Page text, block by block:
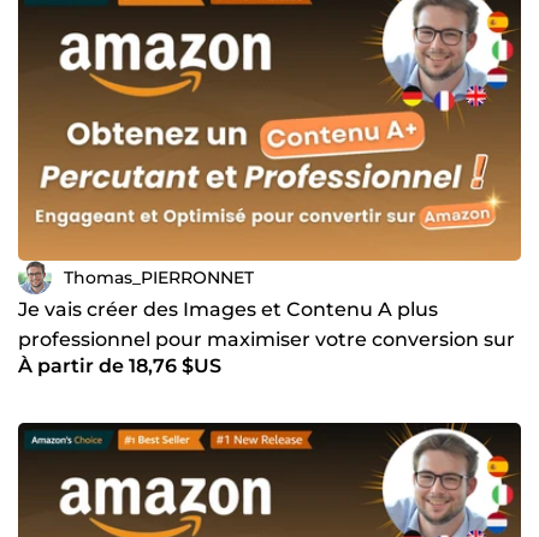
Thomas_PIERRONNET
Je vais créer des Images et Contenu A plus
professionnel pour maximiser votre conversion sur
Amazon et KDP
À partir de 18,76 $US